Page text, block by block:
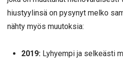
hiustyylinsä on pysynyt melko
nähty myös muutoksia:
2019:Lyhyempi ja selkeästi